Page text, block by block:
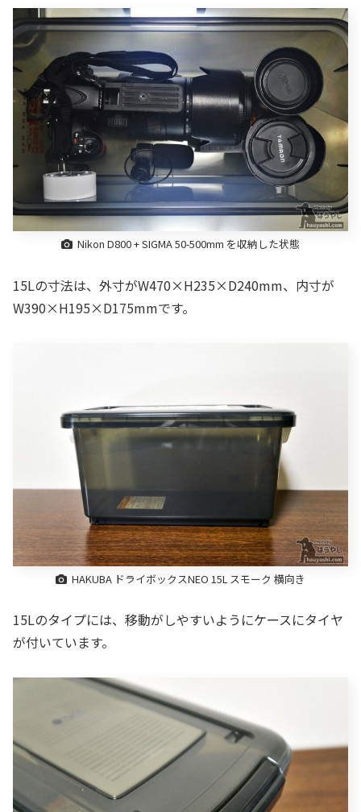
Nikon D800 + SIGMA 50-500mm を収納した状態
15Lの寸法は、外寸がW470×H235×D240mm、内寸が
W390×H195×D175mmです。
HAKUBA ドライボックスNEO 15L スモーク 横向き
15Lのタイプには、移動がしやすいようにケースにタイヤ
が付いています。